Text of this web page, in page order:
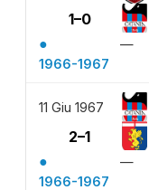
1–0
●
—
1966-1967
11 Giu 1967
2–1
●
—
1966-1967